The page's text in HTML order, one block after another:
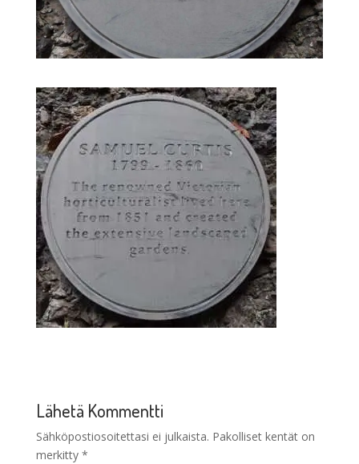
Lähetä Kommentti
Sähköpostiosoitettasi ei julkaista. Pakolliset kentät on
merkitty *